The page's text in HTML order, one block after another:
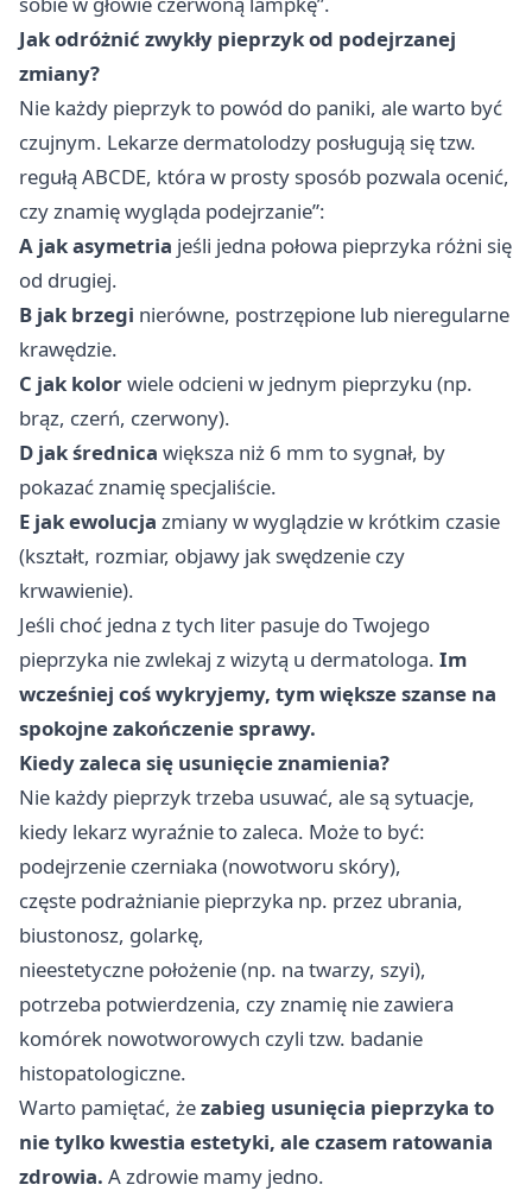
Jak odróżnić zwykły pieprzyk od podejrzanej
zmiany?
Nie każdy pieprzyk to powód do paniki, ale warto być
czujnym. Lekarze dermatolodzy posługują się tzw.
regułą ABCDE, która w prosty sposób pozwala ocenić,
czy znamię wygląda podejrzanie”:
A jak asymetria jeśli jedna połowa pieprzyka różni się
od drugiej.
B jak brzegi nierówne, postrzępione lub nieregularne
krawędzie.
C jak kolorwiele odcieni w jednym pieprzyku (np.
brąz, czerń, czerwony).
D jak średnica większa niż 6 mm to sygnał, by
pokazać znamię specjaliście.
E jak ewolucja zmiany w wyglądzie w krótkim czasie
(kształt, rozmiar, objawy jak swędzenie czy
krwawienie).
Jeśli choć jedna z tych liter pasuje do Twojego
pieprzyka nie zwlekaj z wizytą u dermatologa. Im
wcześniej coś wykryjemy, tym większe szanse na
spokojne zakończenie sprawy.
Kiedy zaleca się usunięcie znamienia?
Nie każdy pieprzyk trzeba usuwać, ale są sytuacje,
kiedy lekarz wyraźnie to zaleca. Może to być:
podejrzenie czerniaka (nowotworu skóry),
częste podrażnianie pieprzyka np. przez ubrania,
biustonosz, golarkę,
nieestetyczne położenie (np. na twarzy, szyi),
potrzeba potwierdzenia, czy znamię nie zawiera
komórek nowotworowych czyli tzw. badanie
histopatologiczne.
Warto pamiętać, żezabieg usunięcia pieprzyka to
nie tylko kwestia estetyki, ale czasem ratowania
zdrowia. A zdrowie mamy jedno.